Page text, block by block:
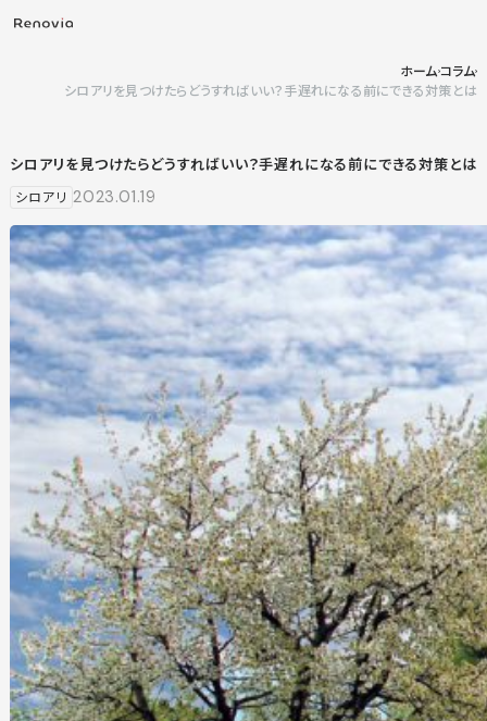
ホームコラム
シロアリを見つけたらどうすればいい？手遅れになる前にできる対策とは
シロアリを見つけたらどうすればいい？手遅れになる前にできる対策とは
シロアリ 2023.01.19